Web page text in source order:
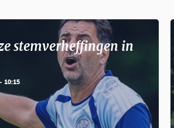
stemverheffingen in
10:15